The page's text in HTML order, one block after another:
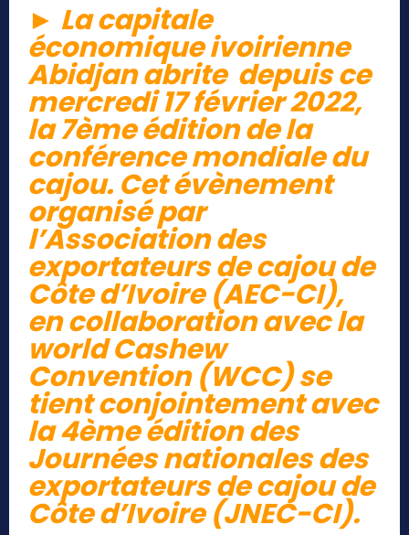
► La capitale
économique ivoirienne
Abidjan abrite depuis ce
mercredi 17 février 2022,
la 7ème édition de la
conférence mondiale du
cajou. Cet évènement
organisé par
l’Association des
exportateurs de cajou de
Côte d’Ivoire (AEC-CI),
en collaboration avec la
world Cashew
Convention (WCC) se
tient conjointement avec
la 4ème édition des
Journées nationales des
exportateurs de cajou de
Côte d’Ivoire (JNEC-CI).